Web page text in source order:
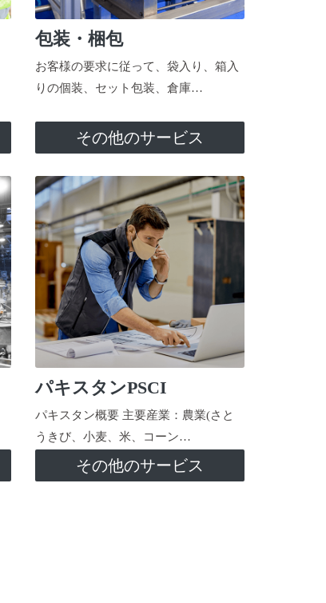
包装・梱包
お客様の要求に従って、袋入り、箱入
りの個装、セット包装、倉庫…
その他のサービス
パキスタンPSCI
パキスタン概要 主要産業：農業(さと
うきび、小麦、米、コーン…
その他のサービス